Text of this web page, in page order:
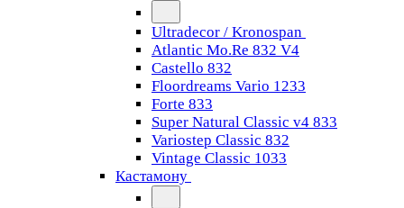
Ultradecor / Kronospan
Atlantic Mo.Re 832 V4
Castello 832
Floordreams Vario 1233
Forte 833
Super Natural Classic v4 833
Variostep Classic 832
Vintage Classic 1033
Кастамону